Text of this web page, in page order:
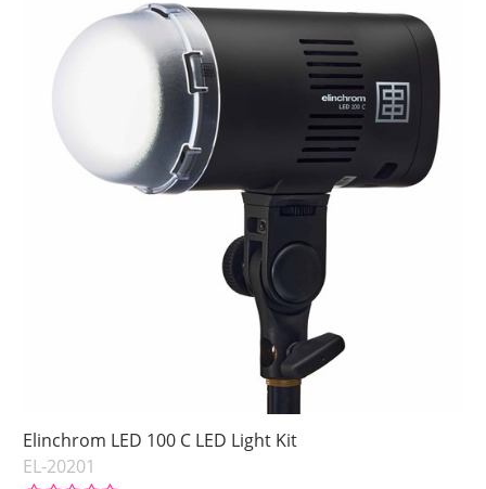
Pris
Ikke på lager
Elinchrom LED 100 C LED Light Kit
EL-20201